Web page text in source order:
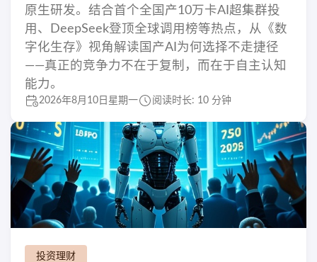
原生研发。结合首个全国产10万卡AI超集群投
用、DeepSeek登顶全球调用榜等热点，从《数
字化生存》视角解读国产AI为何选择不走捷径
——真正的竞争力不在于复制，而在于自主认知
能力。
2026年8月10日星期一 阅读时长: 10 分钟
投资理财